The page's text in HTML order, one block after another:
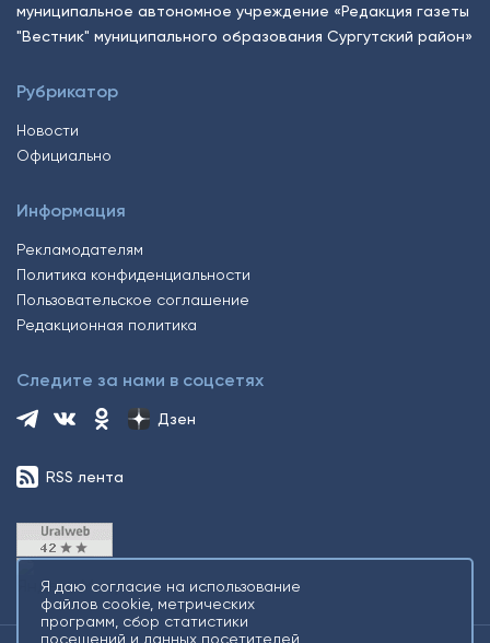
муниципальное автономное учреждение «Редакция газеты
"Вестник" муниципального образования Сургутский район»
Рубрикатор
Новости
Официально
Информация
Рекламодателям
Политика конфиденциальности
Пользовательское соглашение
Редакционная политика
Следите за нами в соцсетях
Дзен
RSS лента
Я даю согласие на использование
файлов cookie, метрических
программ, сбор статистики
посещений и данных посетителей,